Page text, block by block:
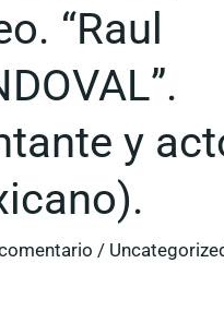
“Raul
y
/